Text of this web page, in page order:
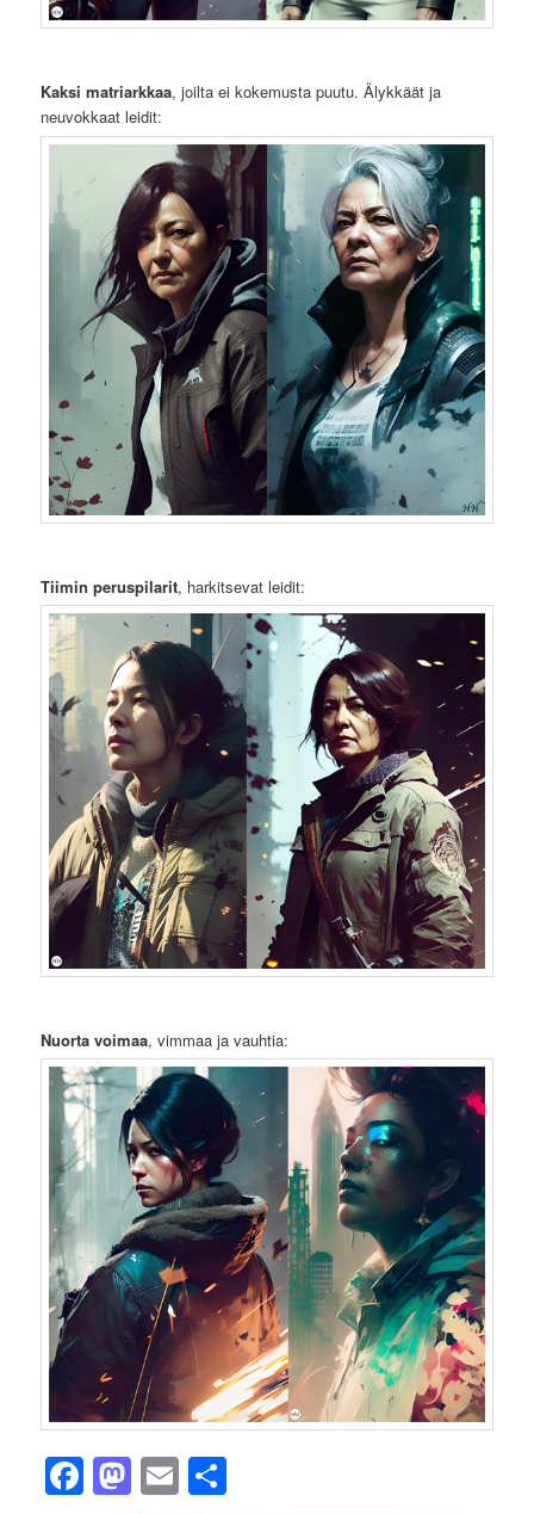
Kaksi matriarkkaa, joilta ei kokemusta puutu. Älykkäät ja
neuvokkaat leidit:
Tiimin peruspilarit, harkitsevat leidit:
Nuorta voimaa, vimmaa ja vauhtia:
Facebook
Mastodon
Email